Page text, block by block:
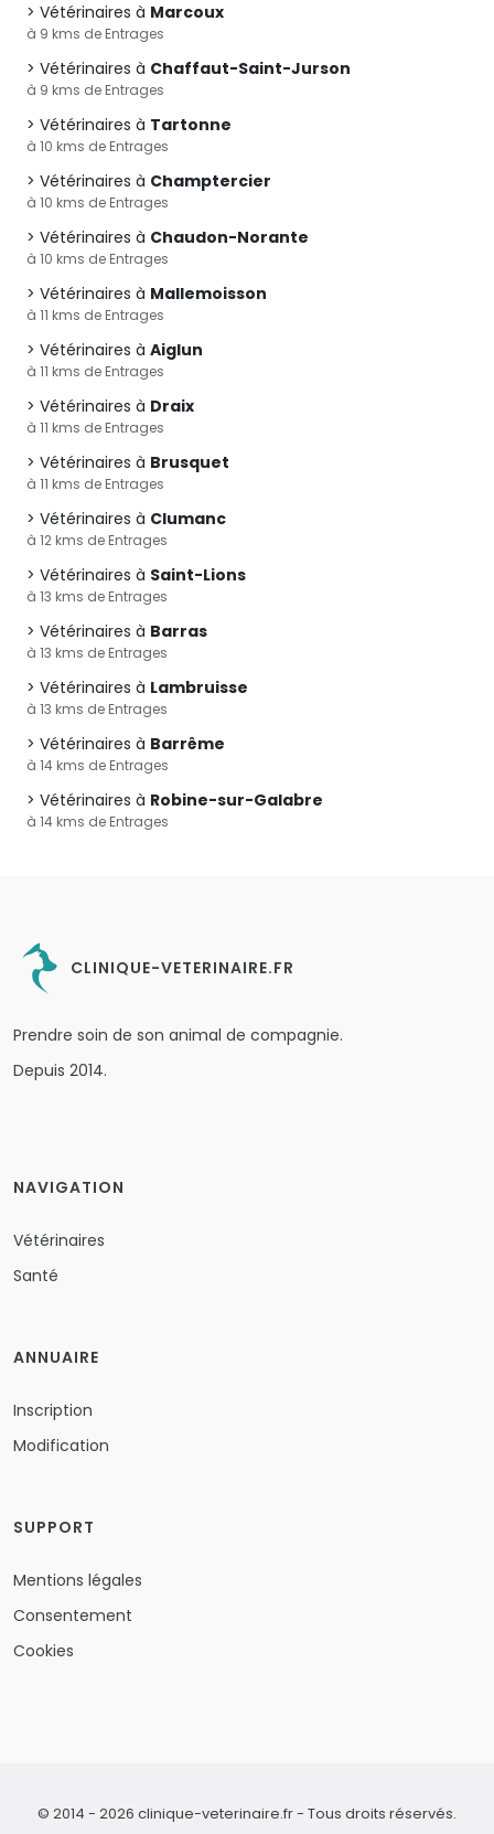
Vétérinaires à Marcoux
à 9 kms de Entrages
Vétérinaires à Chaffaut-Saint-Jurson
à 9 kms de Entrages
Vétérinaires à Tartonne
à 10 kms de Entrages
Vétérinaires à Champtercier
à 10 kms de Entrages
Vétérinaires à Chaudon-Norante
à 10 kms de Entrages
Vétérinaires à Mallemoisson
à 11 kms de Entrages
Vétérinaires à Aiglun
à 11 kms de Entrages
Vétérinaires à Draix
à 11 kms de Entrages
Vétérinaires à Brusquet
à 11 kms de Entrages
Vétérinaires à Clumanc
à 12 kms de Entrages
Vétérinaires à Saint-Lions
à 13 kms de Entrages
Vétérinaires à Barras
à 13 kms de Entrages
Vétérinaires à Lambruisse
à 13 kms de Entrages
Vétérinaires à Barrême
à 14 kms de Entrages
Vétérinaires à Robine-sur-Galabre
à 14 kms de Entrages
CLINIQUE-VETERINAIRE.FR
Prendre soin de son animal de compagnie.
Depuis 2014.
NAVIGATION
Vétérinaires
Santé
ANNUAIRE
Inscription
Modification
SUPPORT
Mentions légales
Consentement
Cookies
© 2014 - 2026 clinique-veterinaire.fr - Tous droits réservés.